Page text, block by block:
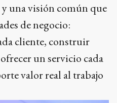
y una visión común que
de negocio:
cliente, construir
un servicio cada
valor real al trabajo